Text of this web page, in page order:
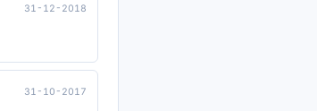
31-12-2018
31-10-2017